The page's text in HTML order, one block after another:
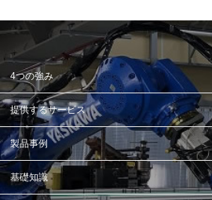
4つの強み
提供するサービス
製品事例
基礎知識